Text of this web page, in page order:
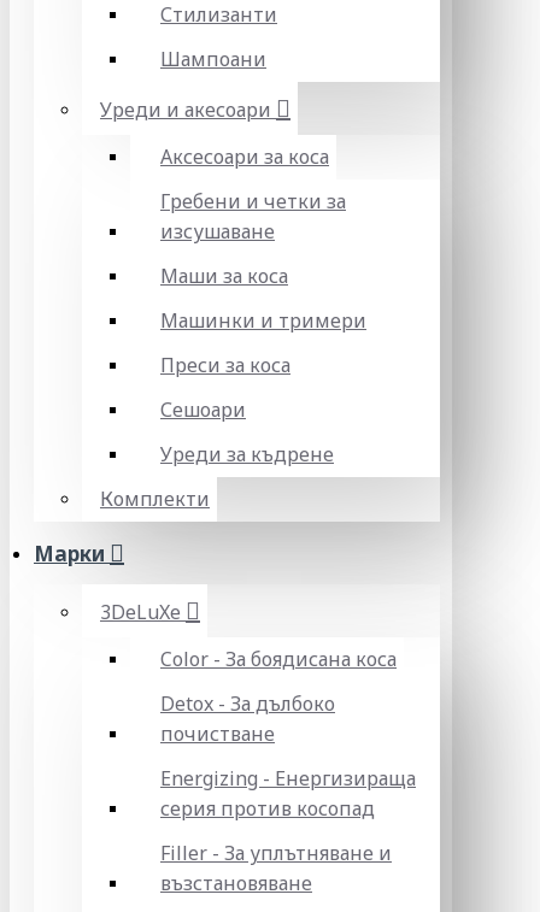
Стилизанти
Шампоани
Уреди и акесоари
Аксесоари за коса
Гребени и четки за
изсушаване
Маши за коса
Машинки и тримери
Преси за коса
Сешоари
Уреди за къдрене
Комплекти
Марки
3DeLuXe
Color - За боядисана коса
Detox - За дълбоко
почистване
Energizing - Енергизираща
серия против косопад
Filler - За уплътняване и
възстановяване